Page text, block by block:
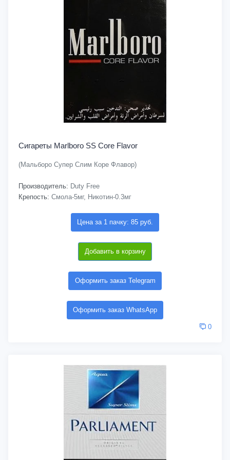
Сигареты Marlboro SS Core Flavor
(Мальборо Супер Слим Коре Флавор)
Производитель: Duty Free
Крепость: Смола-5мг, Никотин-0.3мг
Цена за 1 пачку: 85 руб.
Добавить в корзину
Оформить заказ Telegram
Оформить заказ WhatsApp
0